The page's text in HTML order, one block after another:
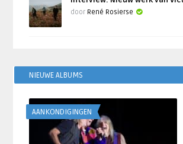
door René Rosierse
NIEUWE ALBUMS
AANKONDIGINGEN